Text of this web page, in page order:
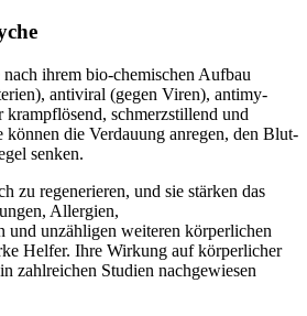
ihrem bio-chemischen Aufbau
antiviral (gegen Viren), antimy-
krampflösend, schmerzstillend und
die Verdauung anregen, den Blut-
senken.
zu regenerieren, und sie stärken das
Allergien,
und unzähligen weiteren körperlichen
Helfer. Ihre Wirkung auf körperlicher
zahlreichen Studien nachgewiesen